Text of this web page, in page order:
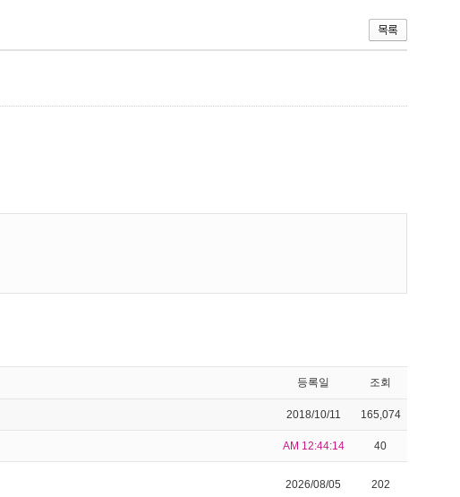
등록일 조회
2018/10/11 165,074
AM 12:44:14 40
2026/08/05 202